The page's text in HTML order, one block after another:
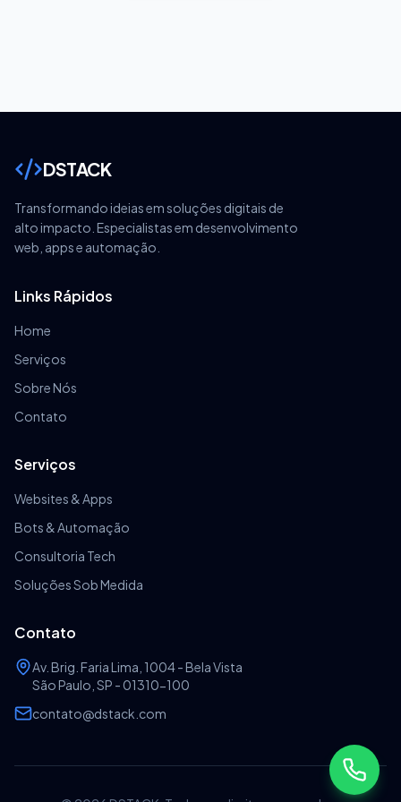
DSTACK
Transformando ideias em soluções digitais de
alto impacto. Especialistas em desenvolvimento
web, apps e automação.
Links Rápidos
Home
Serviços
Sobre Nós
Contato
Serviços
Websites & Apps
Bots & Automação
Consultoria Tech
Soluções Sob Medida
Contato
Av. Brig. Faria Lima, 1004 - Bela Vista
São Paulo, SP - 01310-100
contato@dstack.com